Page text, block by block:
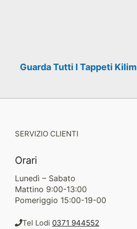
Guarda Tutti I Tappeti Kilim
SERVIZIO CLIENTI
Orari
Lunedì – Sabato
Mattino 9:00-13:00
Pomeriggio 15:00-19-00
Tel Lodi 0371 944552